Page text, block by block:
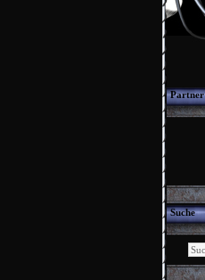
Partner
Suche